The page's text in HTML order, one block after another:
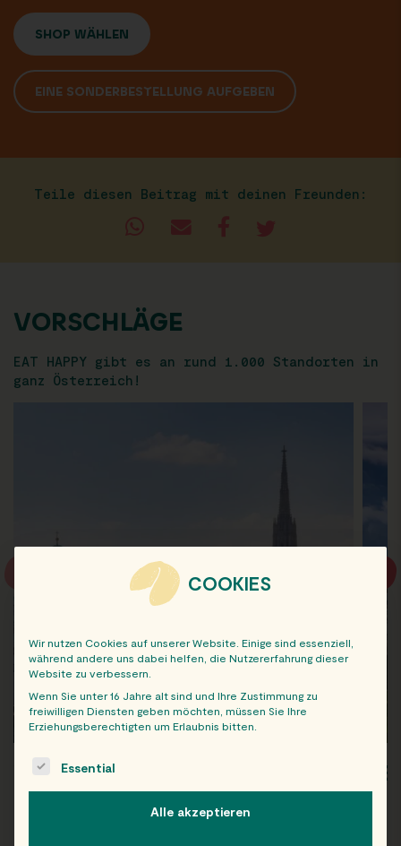
SHOP WÄHLEN
EINE SONDERBESTELLUNG AUFGEBEN
Teile diesen Beitrag mit deinen Freunden:
VORSCHLÄGE
EAT HAPPY gibt es an rund 1.000 Standorten in
ganz Österreich!
WIEN
COOKIES
Wir nutzen Cookies auf unserer Website. Einige sind essenziell,
während andere uns dabei helfen, die Nutzererfahrung dieser
Website zu verbessern.
Wenn Sie unter 16 Jahre alt sind und Ihre Zustimmung zu
freiwilligen Diensten geben möchten, müssen Sie Ihre
Erziehungsberechtigten um Erlaubnis bitten.
The following is a list of service groups for which consent
Essential
Alle akzeptieren